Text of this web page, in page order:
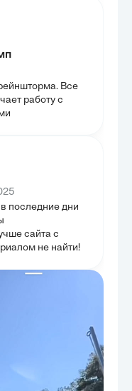
и
Все
работу с
последние дни
сайта с
не найти!